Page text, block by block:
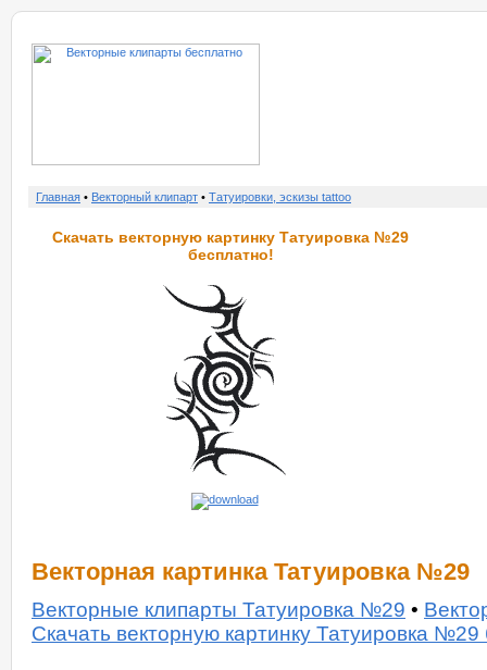
Главная • Векторный клипарт • Татуировки, эскизы tattoo
Скачать векторную картинку Татуировка №29
бесплатно!
Векторная картинка Татуировка №29
Векторные клипарты Татуировка №29 •
Скачать векторную картинку Татуировка №29